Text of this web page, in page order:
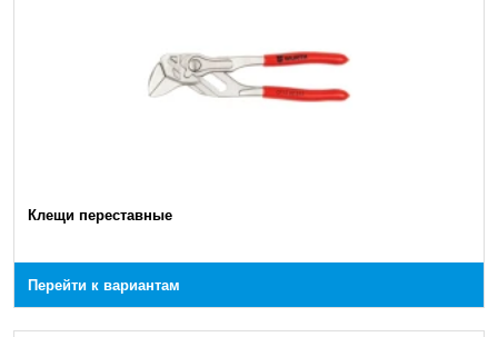
Клещи переставные
Перейти к вариантам